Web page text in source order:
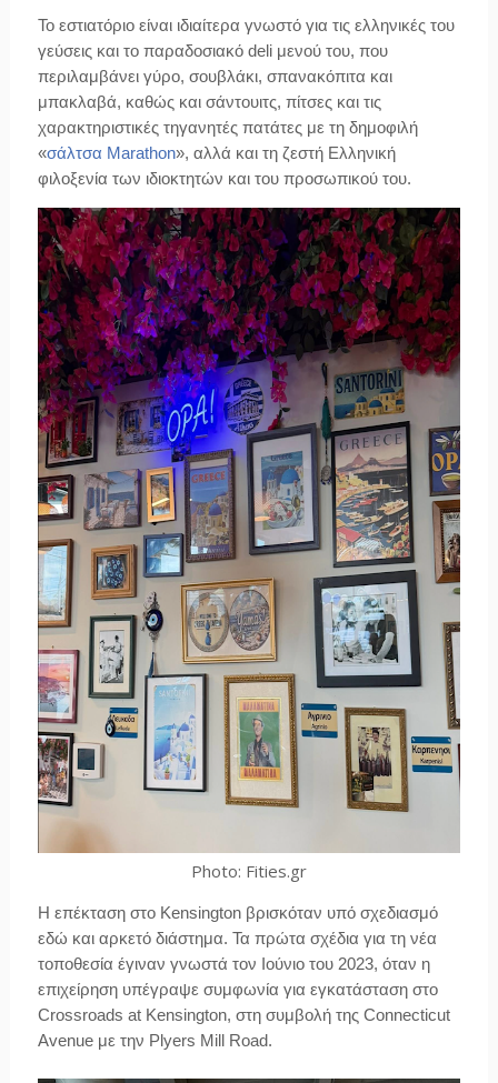
Το εστιατόριο είναι ιδιαίτερα γνωστό για τις ελληνικές του
γεύσεις και το παραδοσιακό deli μενού του, που
περιλαμβάνει γύρο, σουβλάκι, σπανακόπιτα και
μπακλαβά, καθώς και σάντουιτς, πίτσες και τις
χαρακτηριστικές τηγανητές πατάτες με τη δημοφιλή
«σάλτσα Marathon», αλλά και τη ζεστή Ελληνική
φιλοξενία των ιδιοκτητών και του προσωπικού του.
Photo: Fities.gr
Η επέκταση στο Kensington βρισκόταν υπό σχεδιασμό
εδώ και αρκετό διάστημα. Τα πρώτα σχέδια για τη νέα
τοποθεσία έγιναν γνωστά τον Ιούνιο του 2023, όταν η
επιχείρηση υπέγραψε συμφωνία για εγκατάσταση στο
Crossroads at Kensington, στη συμβολή της Connecticut
Avenue με την Plyers Mill Road.